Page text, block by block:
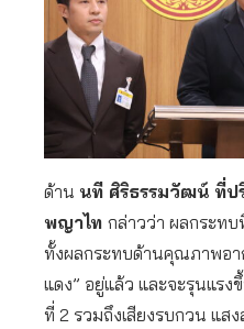
ด้าน นที ศิริธรรมวัฒน์ ที่ป
พญาไท กล่าวว่า ผลกระท
ทั้งผลกระทบด้านคุณภาพอ
แดง” อยู่แล้ว และจะรุนแร
ที่ 2 รวมถึงเสียงรบกวน แส